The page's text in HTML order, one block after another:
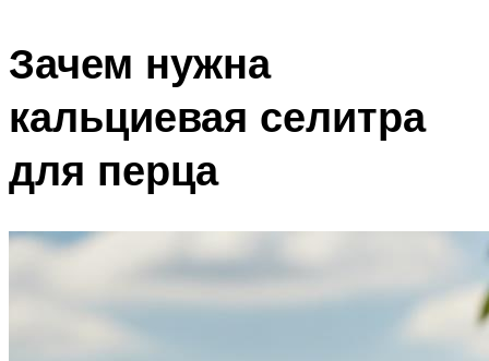
Зачем нужна
кальциевая селитра
для перца